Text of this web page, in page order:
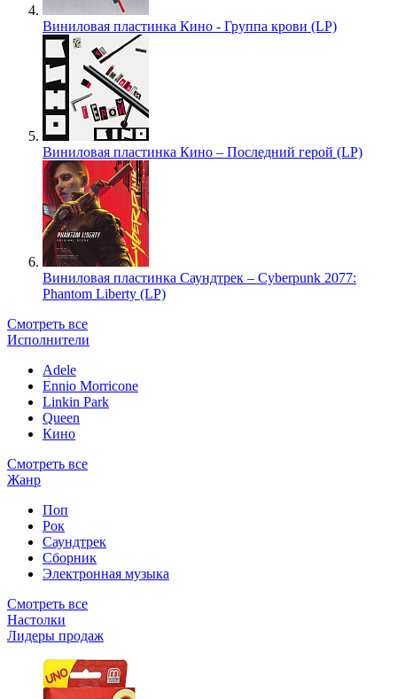
Виниловая пластинка Кино - Группа крови (LP)
Виниловая пластинка Кино – Последний герой (LP)
Виниловая пластинка Саундтрек – Cyberpunk 2077:
Phantom Liberty (LP)
Смотреть все
Исполнители
Adele
Ennio Morricone
Linkin Park
Queen
Кино
Смотреть все
Жанр
Поп
Рок
Саундтрек
Сборник
Электронная музыка
Смотреть все
Настолки
Лидеры продаж